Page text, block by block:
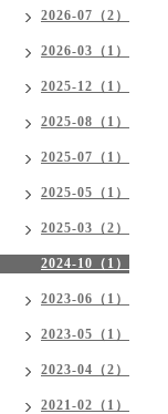
2026-07（2）
2026-03（1）
2025-12（1）
2025-08（1）
2025-07（1）
2025-05（1）
2025-03（2）
2024-10（1）
2023-06（1）
2023-05（1）
2023-04（2）
2021-02（1）